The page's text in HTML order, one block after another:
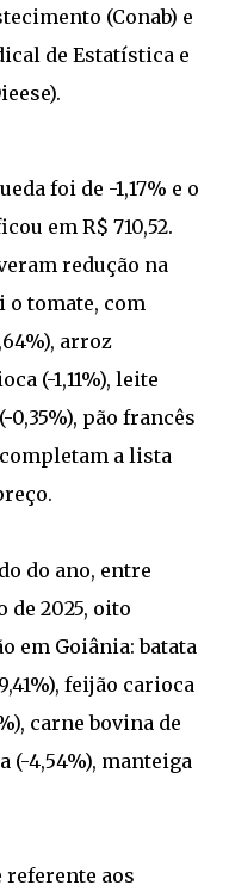
(Conab) e
de Estatística e
foi de -1,17% e o
em R$ 710,52.
redução na
o tomate, com
arroz
(-1,11%), leite
0,35%), pão francês
completam a lista
do ano, entre
de 2025, oito
em Goiânia: batata
feijão carioca
carne bovina de
(-4,54%), manteiga
referente aos